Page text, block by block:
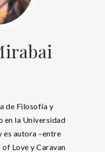
de Filosofía y
en la Universidad
es autora –entre
Love y Caravan